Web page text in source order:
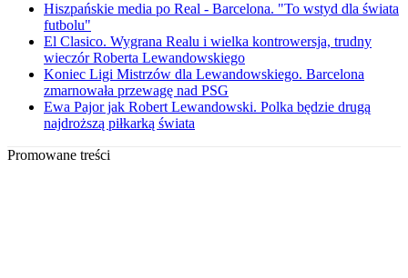
Hiszpańskie media po Real - Barcelona. "To wstyd dla świata
futbolu"
El Clasico. Wygrana Realu i wielka kontrowersja, trudny
wieczór Roberta Lewandowskiego
Koniec Ligi Mistrzów dla Lewandowskiego. Barcelona
zmarnowała przewagę nad PSG
Ewa Pajor jak Robert Lewandowski. Polka będzie drugą
najdroższą piłkarką świata
Promowane treści